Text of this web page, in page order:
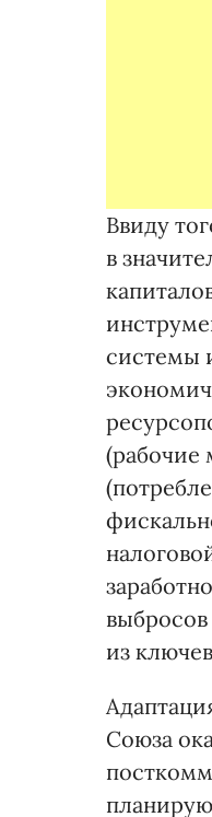
Ввиду
в
системы
(рабочие
из
Союза